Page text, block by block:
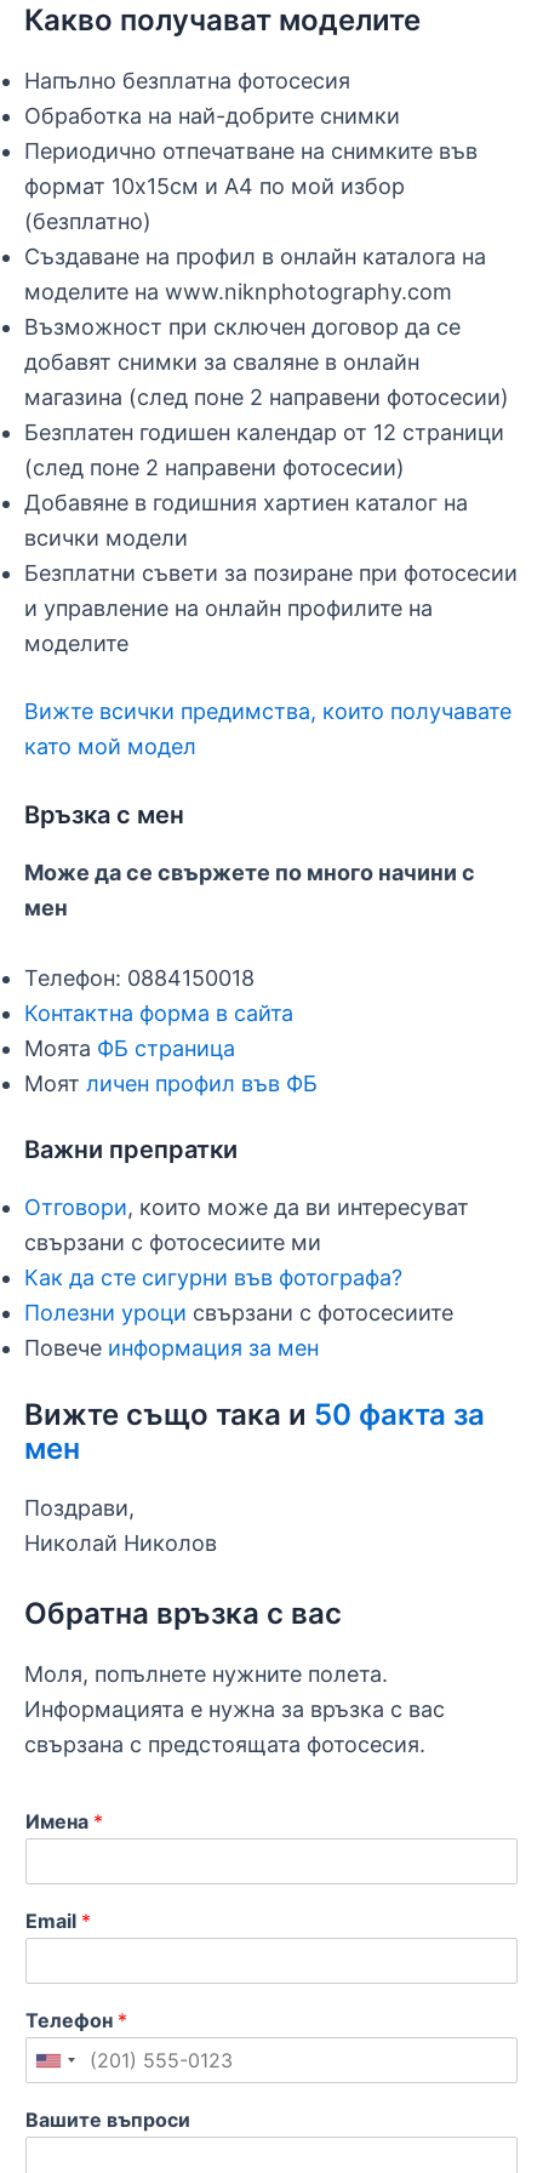
Какво получават моделите
Напълно безплатна фотосесия
Обработка на най-добрите снимки
Периодично отпечатване на снимките във
формат 10х15см и А4 по мой избор
(безплатно)
Създаване на профил в онлайн каталога на
моделите на www.niknphotography.com
Възможност при сключен договор да се
добавят снимки за сваляне в онлайн
магазина (след поне 2 направени фотосесии)
Безплатен годишен календар от 12 страници
(след поне 2 направени фотосесии)
Добавяне в годишния хартиен каталог на
всички модели
Безплатни съвети за позиране при фотосесии
и управление на онлайн профилите на
моделите
Вижте всички предимства, които получавате
като мой модел
Връзка с мен
Може да се свържете по много начини с
мен
Телефон: 0884150018
Контактна форма в сайта
Моята ФБ страница
Моят личен профил във ФБ
Важни препратки
Отговори, които може да ви интересуват
свързани с фотосесиите ми
Как да сте сигурни във фотографа?
Полезни уроци свързани с фотосесиите
Повече информация за мен
Вижте също така и 50 факта за
мен
Поздрави,
Николай Николов
Обратна връзка с вас
Моля, попълнете нужните полета.
Информацията е нужна за връзка с вас
свързана с предстоящата фотосесия.
Имена *
Email *
Телефон *
U
i
Вашите въпроси